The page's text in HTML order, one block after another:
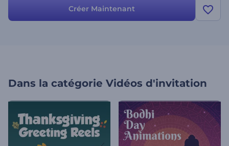
cette saison encore plus spéciale : créez votre vidéo dès maintenant
Créer Maintenant
Dans la catégorie Vidéos d'invitation